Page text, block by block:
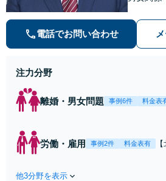
用可）
いく解
う丁寧に
電話でお問い合わせ
注力分野
離婚・男女問題 事例6件 料金表
労働・雇用 事例2件 料金表有
他3分野を表示